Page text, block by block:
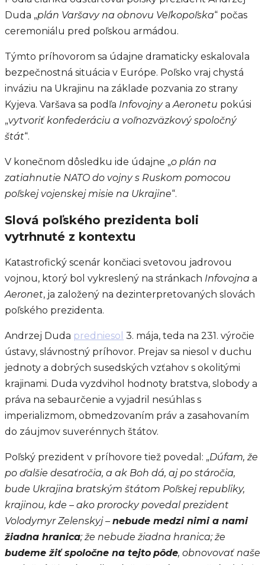
Duda „plán Varšavy na obnovu Veľkopoľska“ počas
ceremoniálu pred poľskou armádou.
Týmto príhovorom sa údajne dramaticky eskalovala
bezpečnostná situácia v Európe. Poľsko vraj chystá
inváziu na Ukrajinu na základe pozvania zo strany
Kyjeva. Varšava sa podľa InfovojnyaAeronetu pokúsi
„vytvoriť konfederáciu a voľnozväzkový spoločný
štát“.
V konečnom dôsledku ide údajne „o plán na
zatiahnutie NATO do vojny s Ruskom pomocou
poľskej vojenskej misie na Ukrajine“.
Slová poľského prezidenta boli
vytrhnuté z kontextu
Katastrofický scenár končiaci svetovou jadrovou
vojnou, ktorý bol vykreslený na stránkach Infovojna a
Aeronet, ja založený na dezinterpretovaných slovách
poľského prezidenta.
Andrzej Duda predniesol 3. mája, teda na 231. výročie
ústavy, slávnostný príhovor. Prejav sa niesol v duchu
jednoty a dobrých susedských vzťahov s okolitými
krajinami. Duda vyzdvihol hodnoty bratstva, slobody a
práva na sebaurčenie a vyjadril nesúhlas s
imperializmom, obmedzovaním práv a zasahovaním
do záujmov suverénnych štátov.
Poľský prezident v príhovore tiež povedal: „Dúfam, že
po ďalšie desaťročia, a ak Boh dá, aj po stáročia,
bude Ukrajina bratským štátom Poľskej republiky,
krajinou, kde – ako prorocky povedal prezident
Volodymyr Zelenskyj – nebude medzi nimi a nami
žiadna hranica; že nebude žiadna hranica; že
budeme žiť spoločne na tejto pôde, obnovovať naše